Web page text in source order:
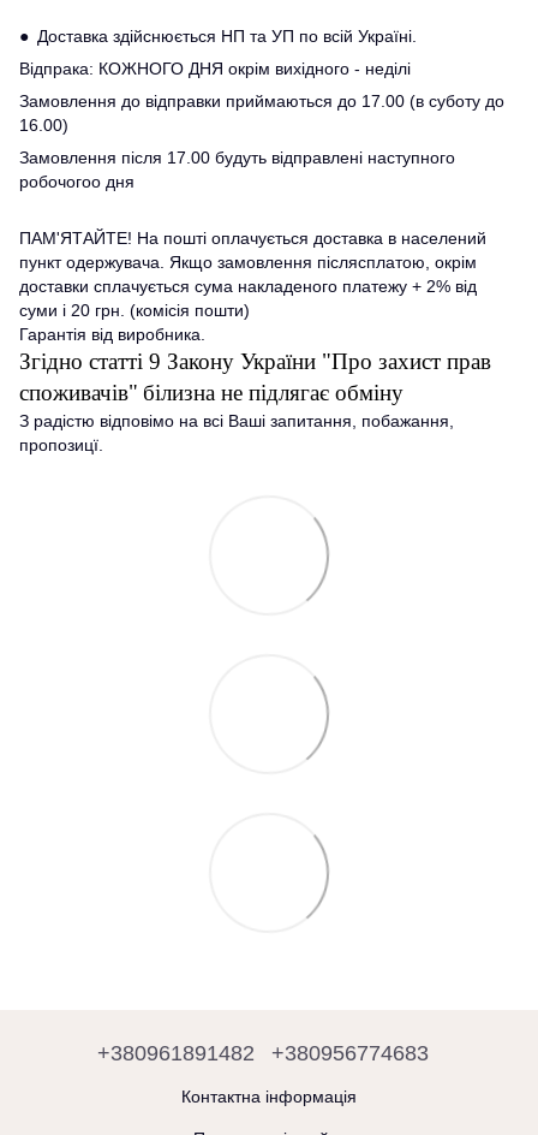
● Доставка здійснюється НП та УП по всій Україні.
Відпрака: КОЖНОГО ДНЯ окрім вихідного - неділі
Замовлення до відправки приймаються до 17.00 (в суботу до
16.00)
Замовлення після 17.00 будуть відправлені наступного
робочогоо дня
ПАМ'ЯТАЙТЕ! На пошті оплачується доставка в населений
пункт одержувача. Якщо замовлення післясплатою, окрім
доставки сплачується сума накладеного платежу + 2% від
суми і 20 грн. (комісія пошти)
Гарантія від виробника.
Згідно статті 9 Закону України "Про захист прав
споживачів" білизна не підлягає обміну
З радістю відповімо на всі Ваші запитання, побажання,
пропозицї.
+380961891482 +380956774683
Контактна інформація